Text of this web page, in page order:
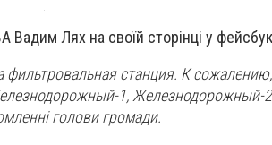
Вадим Лях на своїй сторінці у
фильтровальная станция. К
1, Железнодорожный-
голови громади.